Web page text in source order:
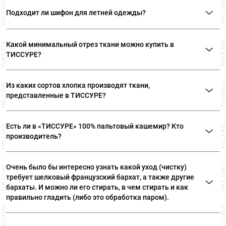
ткань выбирайте, ориентируясь на состав основной ткани: для шелка
шелк, для искусственных вариантов – купро или вискозу.
Подходит ли шифон для летней одежды?
комфортной летней одежды.
Какой минимальный отрез ткани можно купить в
ТИССУРЕ?
Из каких сортов хлопка производят ткани,
представленные в ТИССУРЕ?
лучших сортов длинноволокнистого хлопка: Sea Island,
Giza, Tana Low, Supima
Есть ли в «ТИССУРЕ» 100% пальтовый кашемир? Кто
производитель?
пальтовых тканей из 100% кашемира, произведенных
компаниями: Dormeuil (Франция) Agnona (Италия) Luigi
Colombo (Италия) Holland & Sherry (Великобритания)
Очень было бы интересно узнать какой уход (чистку)
требует шелковый французский бархат, а также другие
бархаты. И можно ли его стирать, в чем стирать и как
правильно гладить (либо это обработка паром).